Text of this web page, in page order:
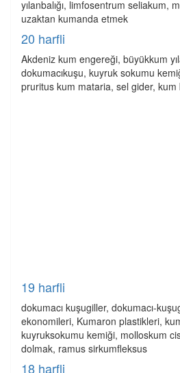
yılanbalığı, limfosentrum seliakum,
uzaktan kumanda etmek
20 harfli
Akdeniz kum engereği, büyükkum
dokumacıkuşu, kuyruk sokumu
pruritus kum mataria, sel gider, kum
19 harfli
dokumacı kuşugiller, dokumacı-
ekonomileri, Kumaron plastikleri,
kuyruksokumu kemiği, molloskum
dolmak, ramus sirkumfleksus
18 harfli